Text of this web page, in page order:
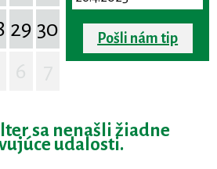
29 30
Pošli nám tip
sa nenašli žiadne
udalosti.